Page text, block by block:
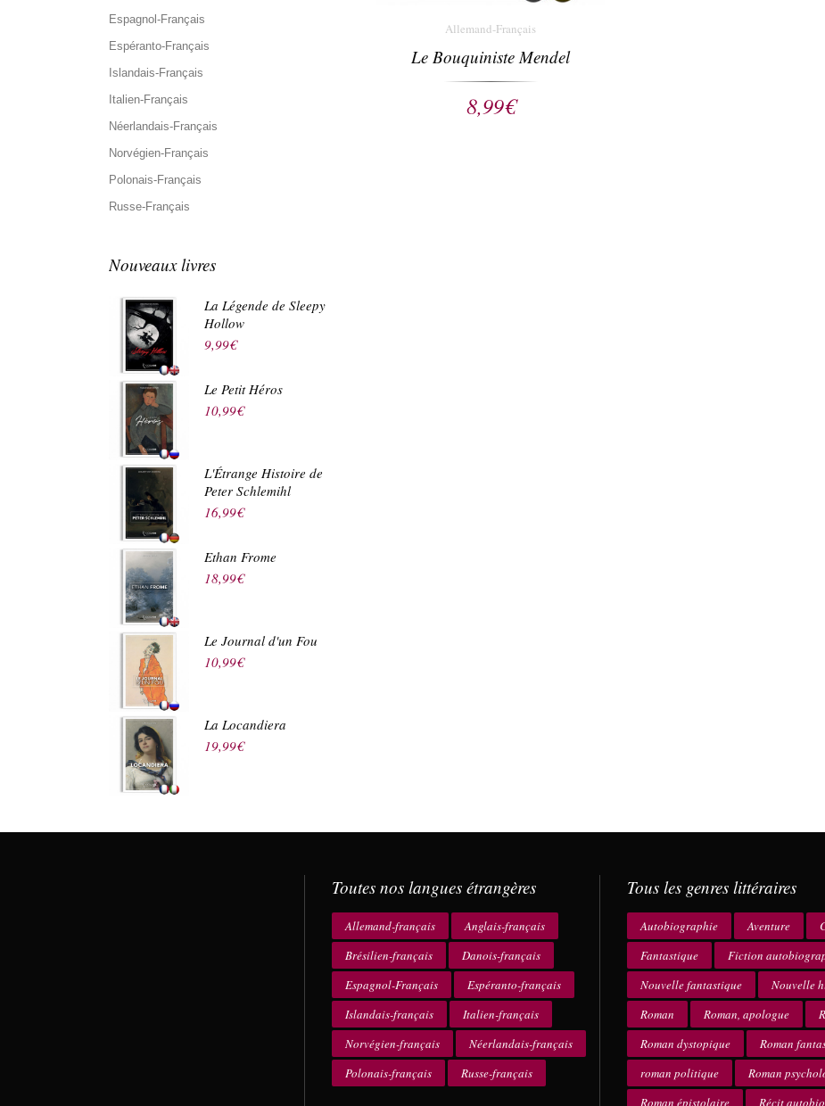
Espagnol-Français
Espéranto-Français
Islandais-Français
Italien-Français
Néerlandais-Français
Norvégien-Français
Polonais-Français
Russe-Français
Nouveaux livres
La Légende de Sleepy
Hollow
9,99€
Le Petit Héros
10,99€
L'Étrange Histoire de
Peter Schlemihl
16,99€
Ethan Frome
18,99€
Le Journal d'un Fou
10,99€
La Locandiera
19,99€
Allemand-Français
Le Bouquiniste Mendel
8,99€
Toutes nos langues étrangères
Allemand-français
Anglais-français
Brésilien-français
Danois-français
Espagnol-Français
Espéranto-français
Islandais-français
Italien-français
Norvégien-français
Néerlandais-français
Polonais-français
Russe-français
Tous les genres littéraires
Autobiographie Aventure
Fantastique
Fiction
Nouvelle fantastique
Nouvelle
Roman
Roman, apologue
Roman dystopique
Roman
roman politique
Roman
Roman épistolaire
Récit